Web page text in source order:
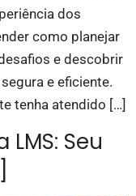
dos
como planejar
e descobrir
e eficiente.
tenha atendido […]
Seu